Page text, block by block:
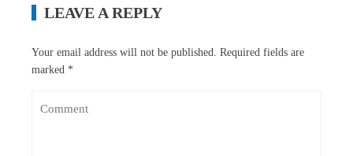
LEAVE A REPLY
Your email address will not be published. Required fields are
marked *